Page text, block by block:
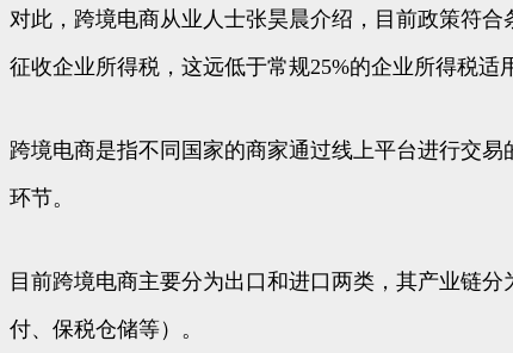
对此，跨境电商从业人士张昊晨介绍，目前政策符
征收企业所得税，这远低于常规25%的企业所得税适
跨境电商是指不同国家的商家通过线上平台进行交
环节。
目前跨境电商主要分为出口和进口两类，其产业链
付、保税仓储等）。